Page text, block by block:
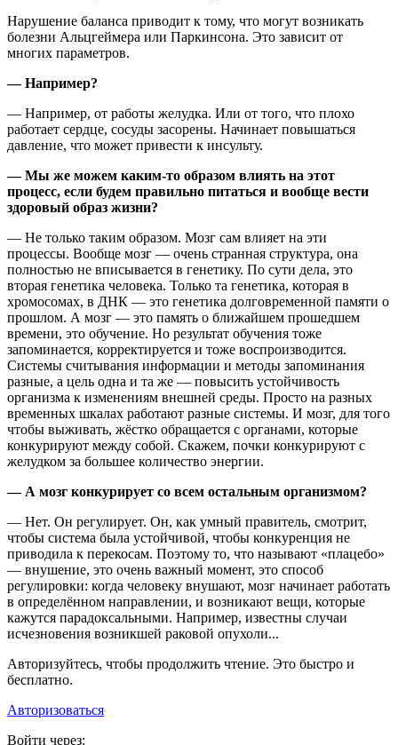
Нарушение баланса приводит к тому, что могут возникать
болезни Альцгеймера или Паркинсона. Это зависит от
многих параметров.
— Например?
— Например, от работы желудка. Или от того, что плохо
работает сердце, сосуды засорены. Начинает повышаться
давление, что может привести к инсульту.
— Мы же можем каким-то образом влиять на этот
процесс, если будем правильно питаться и вообще вести
здоровый образ жизни?
— Не только таким образом. Мозг сам влияет на эти
процессы. Вообще мозг — очень странная структура, она
полностью не вписывается в генетику. По сути дела, это
вторая генетика человека. Только та генетика, которая в
хромосомах, в ДНК — это генетика долговременной памяти о
прошлом. А мозг — это память о ближайшем прошедшем
времени, это обучение. Но результат обучения тоже
запоминается, корректируется и тоже воспроизводится.
Системы считывания информации и методы запоминания
разные, а цель одна и та же — повысить устойчивость
организма к изменениям внешней среды. Просто на разных
временных шкалах работают разные системы. И мозг, для того
чтобы выживать, жёстко обращается с органами, которые
конкурируют между собой. Скажем, почки конкурируют с
желудком за большее количество энергии.
— А мозг конкурирует со всем остальным организмом?
— Нет. Он регулирует. Он, как умный правитель, смотрит,
чтобы система была устойчивой, чтобы конкуренция не
приводила к перекосам. Поэтому то, что называют «плацебо»
— внушение, это очень важный момент, это способ
регулировки: когда человеку внушают, мозг начинает работать
в определённом направлении, и возникают вещи, которые
кажутся парадоксальными. Например, известны случаи
исчезновения возникшей раковой опухоли...
Авторизуйтесь, чтобы продолжить чтение. Это быстро и
бесплатно.
Авторизоваться
Войти через: